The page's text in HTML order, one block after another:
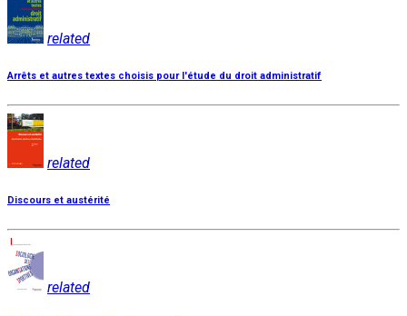
related
Arrêts et autres textes choisis pour l'étude du droit administratif
related
Discours et austérité
related